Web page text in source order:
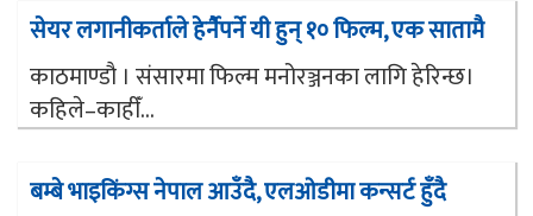
सेयर लगानीकर्ताले हेर्नैपर्ने यी हुन् १० फिल्म, एक सातामै
काठमाण्डौ । संसारमा फिल्म मनोरञ्जनका लागि हेरिन्छ।
कहिले–काहीँ...
बम्बे भाइकिंग्स नेपाल आउँदै, एलओडीमा कन्सर्ट हुँदै